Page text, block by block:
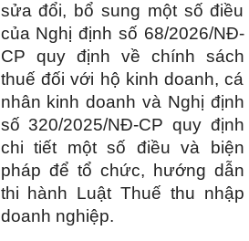
sửa đổi, bổ sung một số điều
của Nghị định số 68/2026/NĐ-
CP quy định về chính sách
thuế đối với hộ kinh doanh, cá
nhân kinh doanh và Nghị định
số 320/2025/NĐ-CP quy định
chi tiết một số điều và biện
pháp để tổ chức, hướng dẫn
thi hành Luật Thuế thu nhập
doanh nghiệp.